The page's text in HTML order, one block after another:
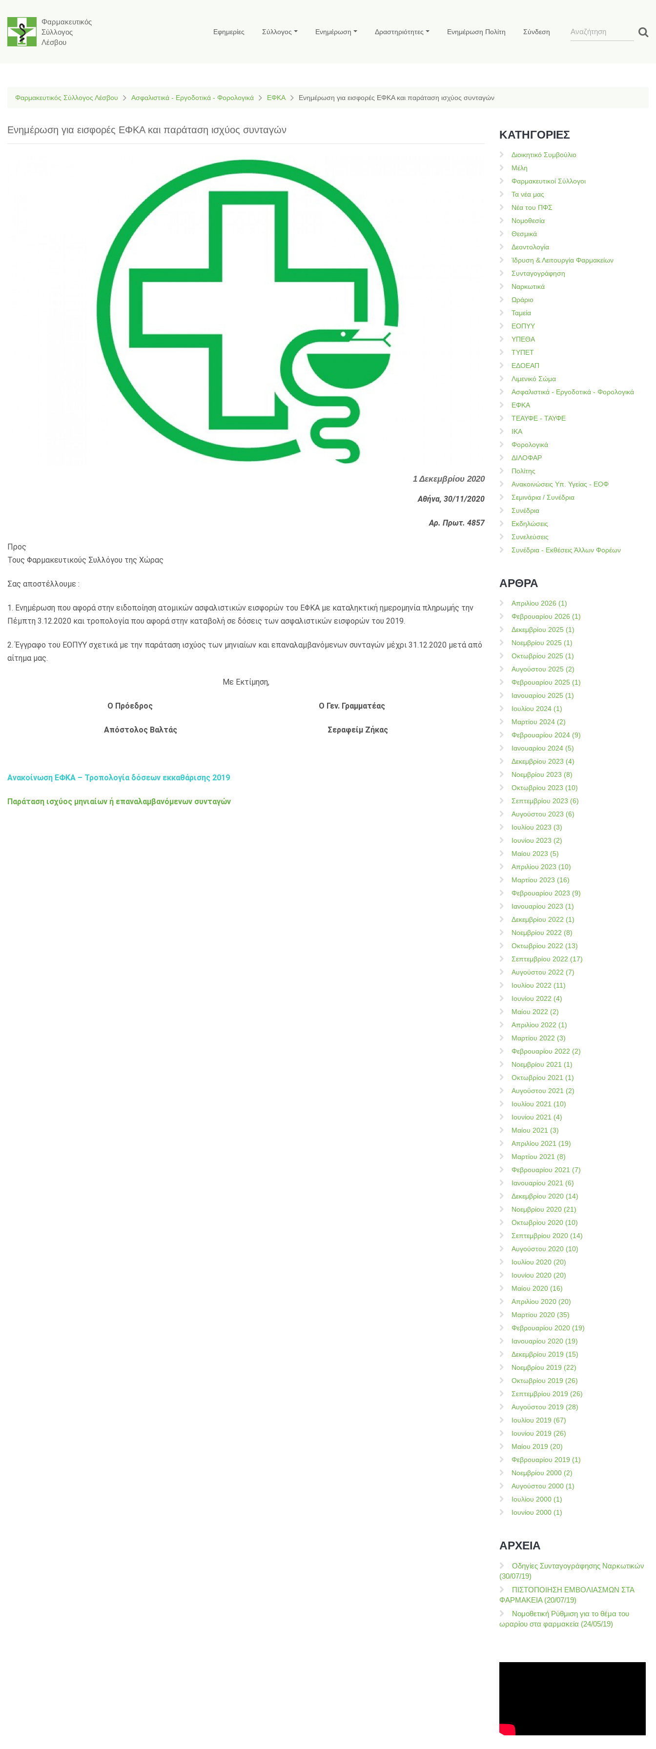
Φαρμακευτικός
Σύλλογος
Λέσβου
Εφημερίες Σύλλογος Ενημέρωση Δραστηριότητες Ενημέρωση Πολίτη Σύνδεση
Φαρμακευτικός Σύλλογος Λέσβου Ασφαλιστικά - Εργοδοτικά - Φορολογικά ΕΦΚΑ Ενημέρωση για εισφορές ΕΦΚΑ και παράταση ισχύος συνταγών
Ενημέρωση για εισφορές ΕΦΚΑ και παράταση ισχύος συνταγών
1 Δεκεμβρίου 2020
Αθήνα, 30/11/2020
Αρ. Πρωτ. 4857
Προς
Τους Φαρμακευτικούς Συλλόγου της Χώρας
Σας αποστέλλουμε :
1. Ενημέρωση που αφορά στην ειδοποίηση ατομικών ασφαλιστικών εισφορών του ΕΦΚΑ με καταληκτική ημερομηνία πληρωμής την
Πέμπτη 3.12.2020 και τροπολογία που αφορά στην καταβολή σε δόσεις των ασφαλιστικών εισφορών του 2019.
2. Έγγραφο του ΕΟΠΥΥ σχετικά με την παράταση ισχύος των μηνιαίων και επαναλαμβανόμενων συνταγών μέχρι 31.12.2020 μετά από
αίτημα μας.
Με Εκτίμηση,
Ο Πρόεδρος Ο Γεν. Γραμματέας
Απόστολος Βαλτάς Σεραφείμ Ζήκας
Ανακοίνωση ΕΦΚΑ – Τροπολογία δόσεων εκκαθάρισης 2019
Παράταση ισχύος μηνιαίων ή επαναλαμβανόμενων συνταγών
ΚΑΤΗΓΟΡΙΕΣ
Διοικητικό Συμβούλιο
Μέλη
Φαρμακευτικοί Σύλλογοι
Τα νέα μας
Νέα του ΠΦΣ
Νομοθεσία
Θεσμικά
Δεοντολογία
Ίδρυση & Λειτουργία Φαρμακείων
Συνταγογράφηση
Ναρκωτικά
Ωράριο
Ταμεία
ΕΟΠΥΥ
ΥΠΕΘΑ
ΤΥΠΕΤ
ΕΔΟΕΑΠ
Λιμενικό Σώμα
Ασφαλιστικά - Εργοδοτικά - Φορολογικά
ΕΦΚΑ
ΤΕΑΥΦΕ - ΤΑΥΦΕ
ΙΚΑ
Φορολογικά
ΔΙΛΟΦΑΡ
Πολίτης
Ανακοινώσεις Υπ. Υγείας - ΕΟΦ
Σεμινάρια / Συνέδρια
Συνέδρια
Εκδηλώσεις
Συνελεύσεις
Συνέδρια - Εκθέσεις Άλλων Φορέων
ΑΡΘΡΑ
Απριλίου 2026 (1)
Φεβρουαρίου 2026 (1)
Δεκεμβρίου 2025 (1)
Νοεμβρίου 2025 (1)
Οκτωβρίου 2025 (1)
Αυγούστου 2025 (2)
Φεβρουαρίου 2025 (1)
Ιανουαρίου 2025 (1)
Ιουλίου 2024 (1)
Μαρτίου 2024 (2)
Φεβρουαρίου 2024 (9)
Ιανουαρίου 2024 (5)
Δεκεμβρίου 2023 (4)
Νοεμβρίου 2023 (8)
Οκτωβρίου 2023 (10)
Σεπτεμβρίου 2023 (6)
Αυγούστου 2023 (6)
Ιουλίου 2023 (3)
Ιουνίου 2023 (2)
Μαίου 2023 (5)
Απριλίου 2023 (10)
Μαρτίου 2023 (16)
Φεβρουαρίου 2023 (9)
Ιανουαρίου 2023 (1)
Δεκεμβρίου 2022 (1)
Νοεμβρίου 2022 (8)
Οκτωβρίου 2022 (13)
Σεπτεμβρίου 2022 (17)
Αυγούστου 2022 (7)
Ιουλίου 2022 (11)
Ιουνίου 2022 (4)
Μαίου 2022 (2)
Απριλίου 2022 (1)
Μαρτίου 2022 (3)
Φεβρουαρίου 2022 (2)
Νοεμβρίου 2021 (1)
Οκτωβρίου 2021 (1)
Αυγούστου 2021 (2)
Ιουλίου 2021 (10)
Ιουνίου 2021 (4)
Μαίου 2021 (3)
Απριλίου 2021 (19)
Μαρτίου 2021 (8)
Φεβρουαρίου 2021 (7)
Ιανουαρίου 2021 (6)
Δεκεμβρίου 2020 (14)
Νοεμβρίου 2020 (21)
Οκτωβρίου 2020 (10)
Σεπτεμβρίου 2020 (14)
Αυγούστου 2020 (10)
Ιουλίου 2020 (20)
Ιουνίου 2020 (20)
Μαίου 2020 (16)
Απριλίου 2020 (20)
Μαρτίου 2020 (35)
Φεβρουαρίου 2020 (19)
Ιανουαρίου 2020 (19)
Δεκεμβρίου 2019 (15)
Νοεμβρίου 2019 (22)
Οκτωβρίου 2019 (26)
Σεπτεμβρίου 2019 (26)
Αυγούστου 2019 (28)
Ιουλίου 2019 (67)
Ιουνίου 2019 (26)
Μαίου 2019 (20)
Φεβρουαρίου 2019 (1)
Νοεμβρίου 2000 (2)
Αυγούστου 2000 (1)
Ιουλίου 2000 (1)
Ιουνίου 2000 (1)
ΑΡΧΕΙΑ
Οδηγίες Συνταγογράφησης Ναρκωτικών
(30/07/19)
ΠΙΣΤΟΠΟΙΗΣΗ ΕΜΒΟΛΙΑΣΜΩΝ ΣΤΑ
ΦΑΡΜΑΚΕΙΑ (20/07/19)
Νομοθετική Ρύθμιση για το θέμα του
ωραρίου στα φαρμακεία (24/05/19)